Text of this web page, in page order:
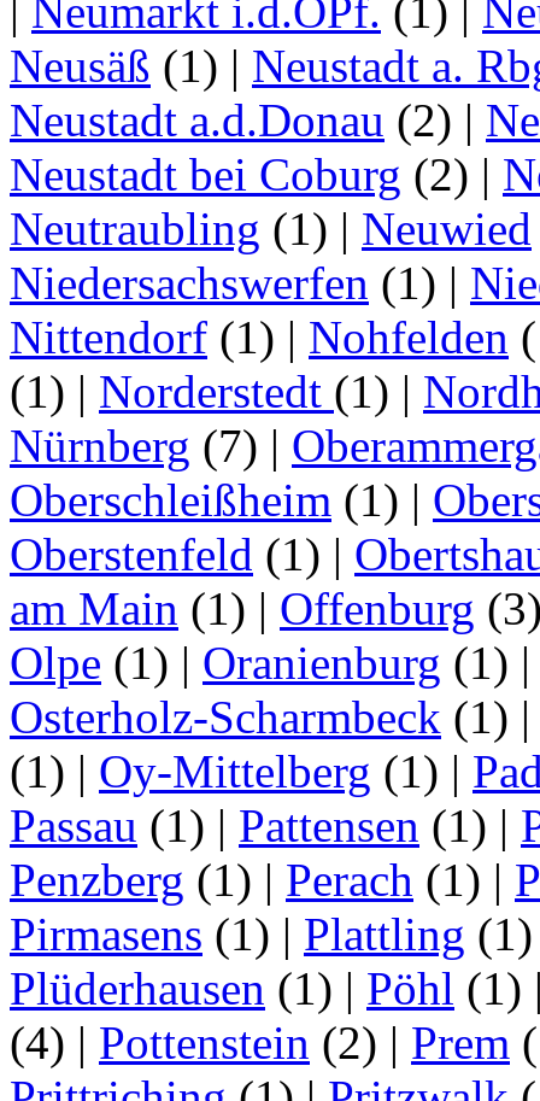
| Neumarkt i.d.OPf. (1) |
Neusäß (1) | Neustadt a.
Neustadt a.d.Donau (2) |
Neustadt bei Coburg (2) |
Neutraubling (1) | Neuwied
Niedersachswerfen (1) |
Nittendorf (1) | Nohfelden
(1) | Norderstedt (1) |
Nürnberg (7) |
Oberschleißheim (1) |
Oberstenfeld (1) |
am Main (1) | Offenburg
Olpe (1) | Oranienburg (1)
Osterholz-Scharmbeck (1)
(1) | Oy-Mittelberg (1) |
Passau (1) | Pattensen (1) |
Penzberg (1) | Perach (1) |
Pirmasens (1) | Plattling
Plüderhausen (1) | Pöhl (1)
(4) | Pottenstein (2) | Prem